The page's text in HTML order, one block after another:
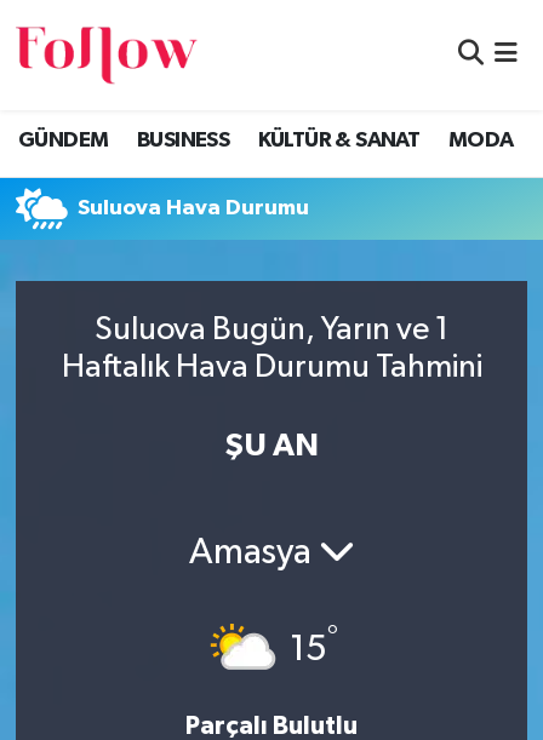
GÜNDEM BUSINESS KÜLTÜR & SANAT MODA
Suluova Hava Durumu
Suluova Bugün, Yarın ve 1
Haftalık Hava Durumu Tahmini
ŞU AN
Amasya
15°
Parçalı Bulutlu
GÜNDEM
BUSINESS
KÜLTÜR & SANAT
MODA
EĞİTİM
Eskişehir Nöbetçi Eczaneler
Eskişehir Hava Durumu
Eskişehir Namaz Vakitleri
Eskişehir Trafik Yoğunluk Haritası
Süper Lig Puan Durumu ve Fikstür
Son Dakika Haberleri